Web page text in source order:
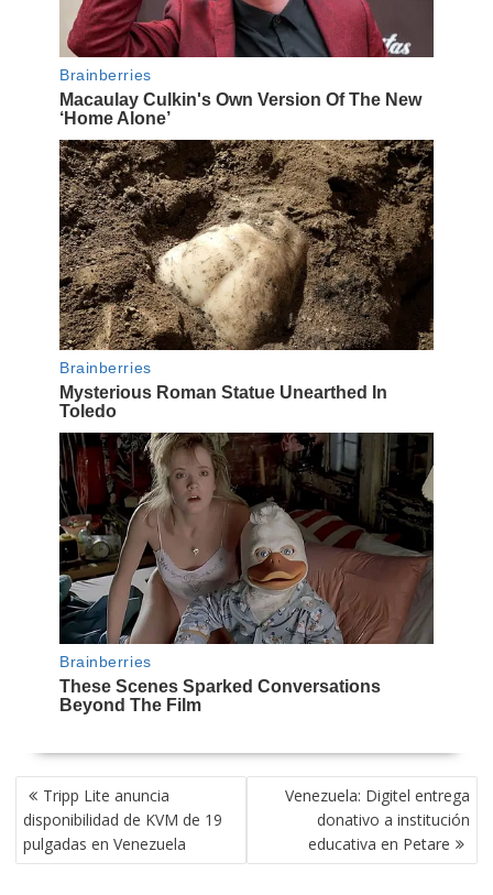
NAVEGACIÓN
DE
ENTRADAS
Tripp Lite anuncia
disponibilidad de KVM de 19
pulgadas en Venezuela
Venezuela: Digitel entrega
donativo a institución
educativa en Petare